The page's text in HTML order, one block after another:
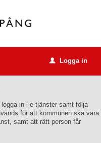
u Logga in
in i e-tjänster samt följa
för att kommunen ska vara
samt att rätt person får